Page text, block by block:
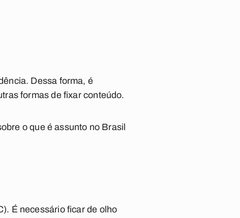
Dessa forma, é
formas de fixar conteúdo.
o que é assunto no Brasil
É necessário ficar de olho